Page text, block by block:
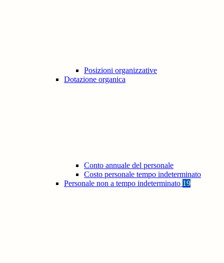
Posizioni organizzative
Dotazione organica
Conto annuale del personale
Costo personale tempo indeterminato
Personale non a tempo indeterminato 19